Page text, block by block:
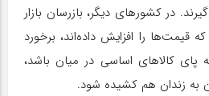
در کشورهای دیگر، بازرسان بازار
قیمت‌ها را افزایش داده‌اند، برخورد
پای کالاهای اساسی در میان باشد،
به زندان هم کشیده شود.